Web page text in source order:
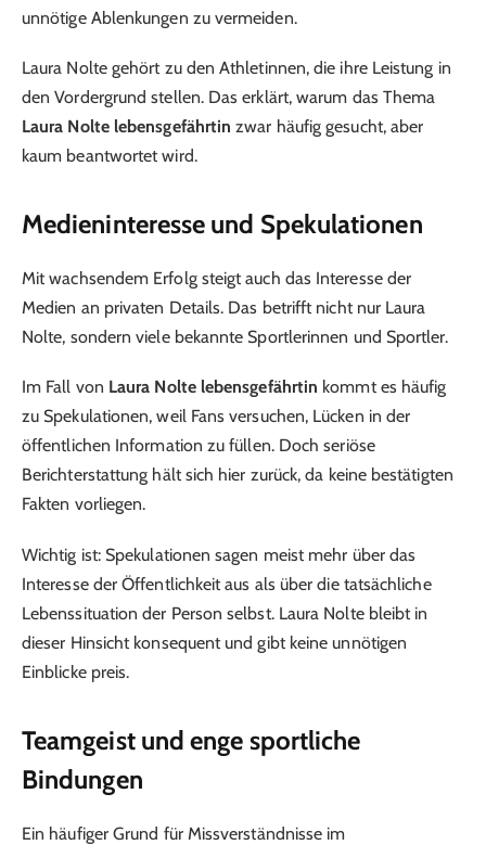
unnötige Ablenkungen zu vermeiden.
Laura Nolte gehört zu den Athletinnen, die ihre Leistung in
den Vordergrund stellen. Das erklärt, warum das Thema
Laura Nolte lebensgefährtin zwar häufig gesucht, aber
kaum beantwortet wird.
Medieninteresse und Spekulationen
Mit wachsendem Erfolg steigt auch das Interesse der
Medien an privaten Details. Das betrifft nicht nur Laura
Nolte, sondern viele bekannte Sportlerinnen und Sportler.
Im Fall von Laura Nolte lebensgefährtin kommt es häufig
zu Spekulationen, weil Fans versuchen, Lücken in der
öffentlichen Information zu füllen. Doch seriöse
Berichterstattung hält sich hier zurück, da keine bestätigten
Fakten vorliegen.
Wichtig ist: Spekulationen sagen meist mehr über das
Interesse der Öffentlichkeit aus als über die tatsächliche
Lebenssituation der Person selbst. Laura Nolte bleibt in
dieser Hinsicht konsequent und gibt keine unnötigen
Einblicke preis.
Teamgeist und enge sportliche
Bindungen
Ein häufiger Grund für Missverständnisse im